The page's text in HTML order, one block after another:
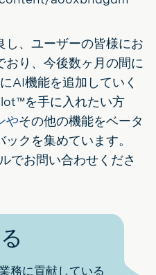
し、ユーザーの皆様にお
おり、今後数ヶ月の間に
AI機能を追加していく
を手に入れたい方
やその他の機能をベータ
クを集めています。
でお問い合わせくださ
務に貢献している